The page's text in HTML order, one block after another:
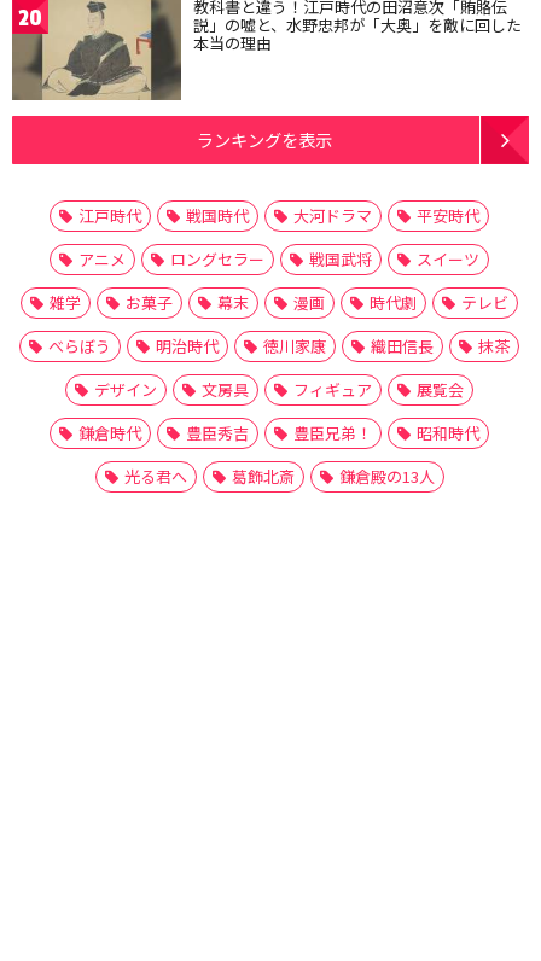
20 教科書と違う！江戸時代の田沼意次「賄賂伝
説」の嘘と、水野忠邦が「大奥」を敵に回した
本当の理由
ランキングを表示
江戸時代 戦国時代 大河ドラマ
平安時代
アニメ
ロングセラー 戦国武将
スイーツ
雑学
お菓子 幕末 漫画 時代劇
テレビ
べらぼう
明治時代 徳川家康 織田信長
抹茶
デザイン
文房具 フィギュア
展覧会
鎌倉時代
豊臣秀吉 豊臣兄弟！
昭和時代
光る君へ
葛飾北斎 鎌倉殿の13人